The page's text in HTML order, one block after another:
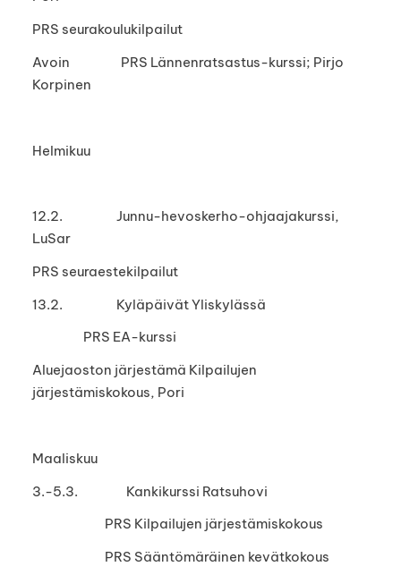
PRS seurakoulukilpailut
Avoin PRS Lännenratsastus-kurssi; Pirjo
Korpinen
Helmikuu
12.2. Junnu-hevoskerho-ohjaajakurssi,
LuSar
PRS seuraestekilpailut
13.2. Kyläpäivät Yliskylässä
PRS EA-kurssi
Aluejaoston järjestämä Kilpailujen
järjestämiskokous, Pori
Maaliskuu
3.-5.3. Kankikurssi Ratsuhovi
PRS Kilpailujen järjestämiskokous
PRS Sääntömäräinen kevätkokous